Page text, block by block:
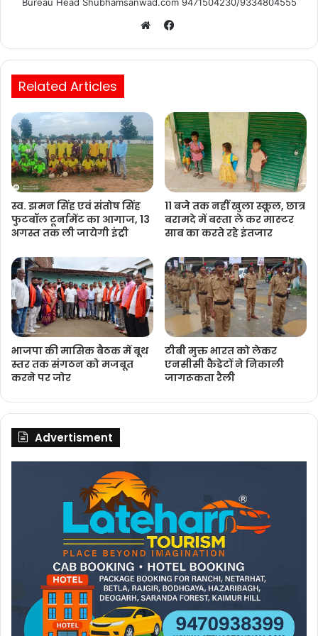
Facebook
Related Articles
स्व. झमन सिंह एवं संतोष सिंह
फुटबॉल टूर्नामेंट का आगाज, 13
अगस्त तक ली जायेगी इंट्री
11 बजे तक नहीं खुला स्कूल, छात्र
बरामदे में बस्‍ता ले कर मास्‍टर
साब का करते रहे इंतजार
भाजपा की मासिक बैठक में बूथ
स्तर तक संगठन को मजबूत
करने पर जोर
टीबी मुक्त भारत को लेकर
एनसीसी कैडेटों ने निकाली
जागरूकता रैली
Advertisment